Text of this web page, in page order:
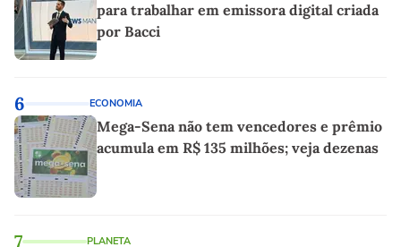
para trabalhar em emissora digital criada
por Bacci
6 ECONOMIA
Mega-Sena não tem vencedores e prêmio
acumula em R$ 135 milhões; veja dezenas
7 PLANETA